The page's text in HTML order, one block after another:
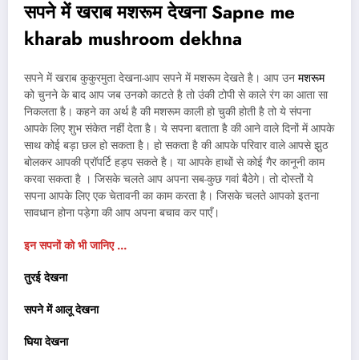
सपने में खराब मशरूम देखनाSapne me
kharab mushroom dekhna
सपने में खराब कुकुरमुता देखना-आप सपने में मशरूम देखते है। आप उन मशरूम
को चुनने के बाद आप जब उनको काटते है तो उंकी टोपी से काले रंग का आता सा
निकलता है। कहने का अर्थ है की मशरूम काली हो चुकी होती है तो ये संपना
आपके लिए शुभ संकेत नहीं देता है। ये सपना बताता है की आने वाले दिनों में आपके
साथ कोई बड़ा छल हो सकता है। हो सकता है की आपके परिवार वाले आपसे झुठ
बोलकर आपकी प्रॉपर्टि हड़प सकते है। या आपके हाथों से कोई गैर कानूनी काम
करवा सकता है । जिसके चलते आप अपना सब-कुछ गवां बैठेगे। तो दोस्तों ये
सपना आपके लिए एक चेतावनी का काम करता है। जिसके चलते आपको इतना
सावधान होना पड़ेगा की आप अपना बचाव कर पाएँ।
इन सपनों को भी जानिए …
तुरई देखना
सपने में आलू देखना
घिया देखना